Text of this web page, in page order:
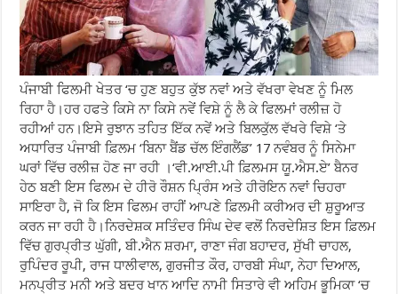
ਪੰਜਾਬੀ ਫਿਲਮੀ ਖੇਤਰ ‘ਚ ਹੁਣ ਬਹੁਤ ਕੁੱਝ ਨਵਾਂ ਅਤੇ ਵੱਖਰਾ ਵੇਖਣ ਨੂੰ ਮਿਲ
ਰਿਹਾ ਹੈ।ਹਰ ਹਫਤੇ ਕਿਸੇ ਨਾ ਕਿਸੇ ਨਵੇਂ ਵਿਸ਼ੇ ਨੂੰ ਲੈ ਕੇ ਫਿਲਮਾਂ ਰਲੀਜ਼ ਹੋ
ਰਹੀਆਂ ਹਨ।ਇਸੇ ਰੁਝਾਨ ਤਹਿਤ ਇੱਕ ਨਵੇਂ ਅਤੇ ਬਿਲਕੁੱਲ ਵੱਖਰੇ ਵਿਸ਼ੇ ‘ਤੇ
ਅਧਾਰਿਤ ਪੰਜਾਬੀ ਫ਼ਿਲਮ ‘ਬਿਨਾ ਬੈਂਡ ਚੱਲ ਇੰਗਲੈਂਡ’ 17 ਨਵੰਬਰ ਨੂੰ ਸਿਨੇਮਾ
ਘਰਾਂ ਵਿੱਚ ਰਲੀਜ਼ ਹੋਣ ਜਾ ਰਹੀ ।‘ਵੀ.ਆਈ.ਪੀ ਫ਼ਿਲਮਸ ਯੂ.ਐਸ.ਏ’ ਬੈਨਰ
ਹੇਠ ਬਣੀ ਇਸ ਫਿਲਮ ਦੇ ਹੀਰੋ ਰੌਸ਼ਨ ਪ੍ਰਿੰਸ ਅਤੇ ਹੀਰੋਇਨ ਨਵਾਂ ਚਿਹਰਾ
ਸਾਇਰਾ ਹੈ, ਜੋ ਕਿ ਇਸ ਫਿਲਮ ਰਾਹੀਂ ਆਪਣੇ ਫ਼ਿਲਮੀ ਕਰੀਅਰ ਦੀ ਸ਼ੁਰੂਆਤ
ਕਰਨ ਜਾ ਰਹੀ ਹੈ।ਨਿਰਦੇਸ਼ਕ ਸਤਿੰਦਰ ਸਿੰਘ ਦੇਵ ਵਲੋਂ ਨਿਰਦੇਸ਼ਿਤ ਇਸ ਫ਼ਿਲਮ
ਵਿੱਚ ਗੁਰਪ੍ਰੀਤ ਘੁੱਗੀ, ਬੀ.ਐਨ ਸ਼ਰਮਾ, ਰਾਣਾ ਜੰਗ ਬਹਾਦਰ, ਸੁੱਖੀ ਚਾਹਲ,
ਰੁਪਿੰਦਰ ਰੂਪੀ, ਰਾਜ ਧਾਲੀਵਾਲ, ਗੁਰਜੀਤ ਕੌਰ, ਹਾਰਬੀ ਸੰਘਾ, ਨੇਹਾ ਦਿਆਲ,
ਮਨਪ੍ਰੀਤ ਮਨੀ ਅਤੇ ਬਦਰ ਖਾਨ ਆਦਿ ਨਾਮੀ ਸਿਤਾਰੇ ਵੀ ਅਹਿਮ ਭੂਮਿਕਾ ‘ਚ